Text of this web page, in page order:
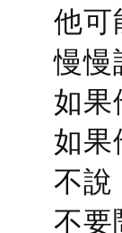
他可
慢慢
如果
如果
不說
不要